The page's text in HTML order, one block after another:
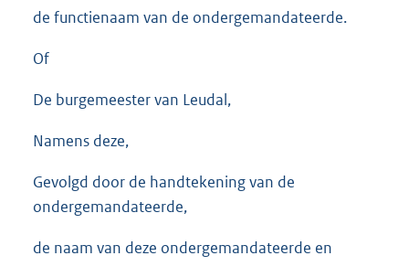
de functienaam van de ondergemandateerde.
Of
De burgemeester van Leudal,
Namens deze,
Gevolgd door de handtekening van de
ondergemandateerde,
de naam van deze ondergemandateerde en